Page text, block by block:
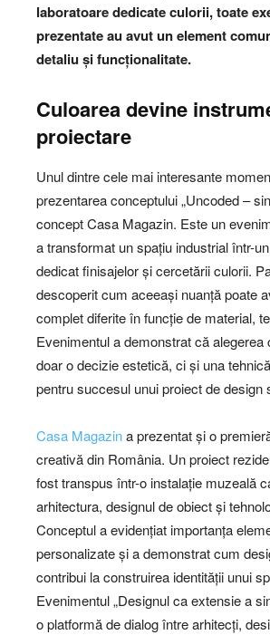
laboratoare dedicate culorii, toate
prezentate au avut un element
detaliu și funcționalitate.
Culoarea devine
proiectare
Unul dintre cele mai interesante
prezentarea conceptului „Uncoded –
concept Casa Magazin. Este un
a transformat un spațiu industrial într-
dedicat finisajelor și cercetării culorii.
descoperit cum aceeași nuanță poate
complet diferite în funcție de material,
Evenimentul a demonstrat că alegerea
doar o decizie estetică, ci și una
pentru succesul unui proiect de design
Casa Magazina prezentat și o
creativă din România. Un proiect
fost transpus într-o instalație muzeală
arhitectura, designul de obiect și
Conceptul a evidențiat importanța
personalizate și a demonstrat cum
contribui la construirea identității unui
Evenimentul „Designul ca extensie a
o platformă de dialog între arhitecți,